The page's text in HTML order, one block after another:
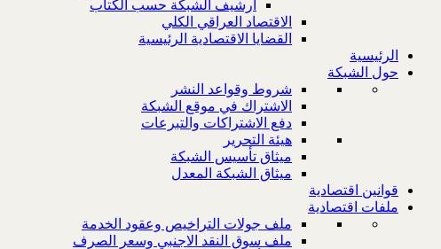
ارشيف الشبكة حسب الكُتاب
الاقتصاد العراقي الكلي
القضايا الاقتصادية الرئيسية
الرئيسية
حول الشبكة
شروط وقواعد النشر
الاشتراك في موقع الشبكة
دفع الاشتراكات والتبرعات
هيئة التحرير
ميثاق تأسيس الشبكة
ميثاق الشبكة المعدل
قوانين اقتصادية
ملفات اقتصادية
ملف جولات التراخيص وعقود الخدمة
ملف سوق النقد الاجنبي وسعر الصرف